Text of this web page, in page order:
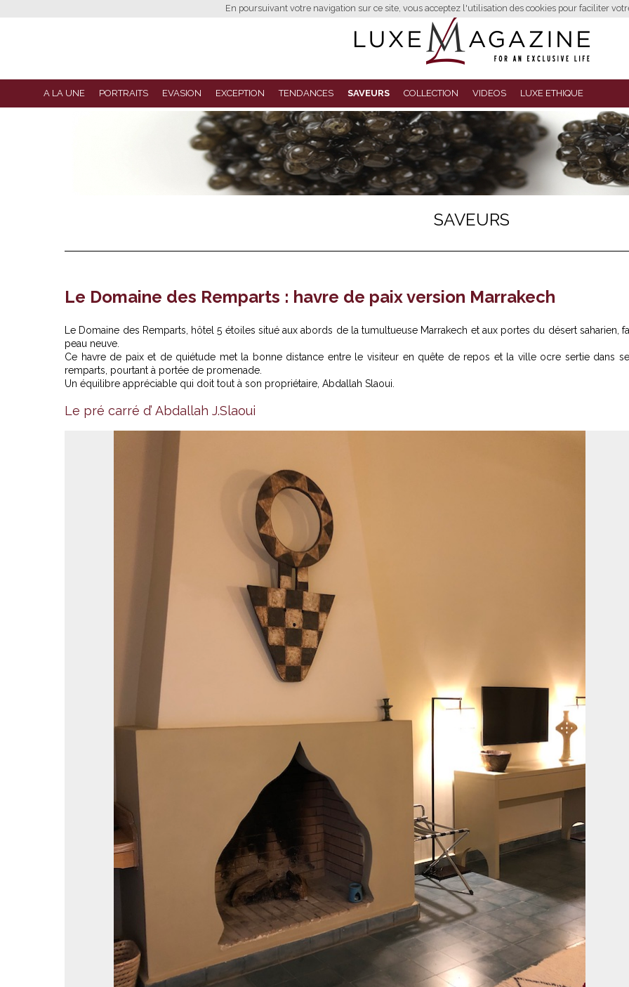
En poursuivant votre navigation sur ce site, vous acceptez l'utilisation des cookies pour faciliter
A LA UNE PORTRAITS EVASION EXCEPTION TENDANCES SAVEURS COLLECTION VIDEOS LUXE ETHIQUE
SAVEURS
Le Domaine des Remparts : havre de paix version Marrakech
Le Domaine des Remparts, hôtel 5 étoiles situé aux abords de la tumultueuse Marrakech et aux portes du désert saharien,
peau neuve.
Ce havre de paix et de quiétude met la bonne distance entre le visiteur en quête de repos et la ville ocre sertie dans
remparts, pourtant à portée de promenade.
Un équilibre appréciable qui doit tout à son propriétaire, Abdallah Slaoui.
Le pré carré d’ Abdallah J.Slaoui